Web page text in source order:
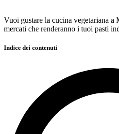
Vuoi gustare la cucina vegetariana a
mercati che renderanno i tuoi pasti
Indice dei contenuti